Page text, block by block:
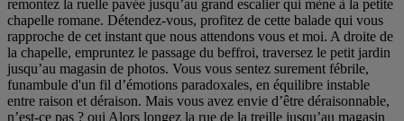
remontez la ruelle pavée jusqu’au grand escalier qui mène à la petite
chapelle romane. Détendez-vous, profitez de cette balade qui vous
rapproche de cet instant que nous attendons vous et moi. A droite de
la chapelle, empruntez le passage du beffroi, traversez le petit jardin
jusqu’au magasin de photos. Vous vous sentez surement fébrile,
funambule d'un fil d’émotions paradoxales, en équilibre instable
entre raison et déraison. Mais vous avez envie d’être déraisonnable,
n’est-ce pas ? oui Alors longez la rue de la treille jusqu’au magasin